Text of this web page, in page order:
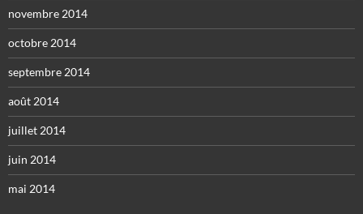
novembre 2014
octobre 2014
septembre 2014
août 2014
juillet 2014
juin 2014
mai 2014